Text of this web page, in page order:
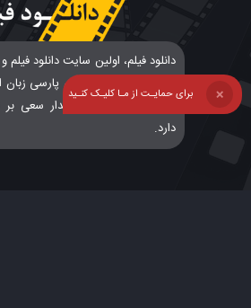
دانلود فیلم، اولین سایت دانلود
که به درخواست کاربران پارسی
پشتیبانی و ارتباطی پایدار سعی بر
دارد.
برای حمایـت از مـا کلیـک کنـید ❌